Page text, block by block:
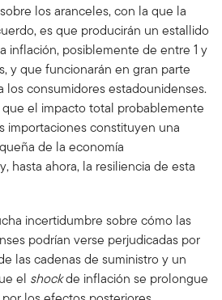
los aranceles, con la que la
es que producirán un estallido
inflación, posiblemente de entre 1 y
y que funcionarán en gran parte
los consumidores estadounidenses.
el impacto total probablemente
importaciones constituyen una
de la economía
hasta ahora, la resiliencia de esta
incertidumbre sobre cómo las
podrían verse perjudicadas por
las cadenas de suministro y un
el shockde inflación se prolongue